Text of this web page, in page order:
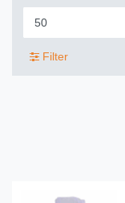
Filter